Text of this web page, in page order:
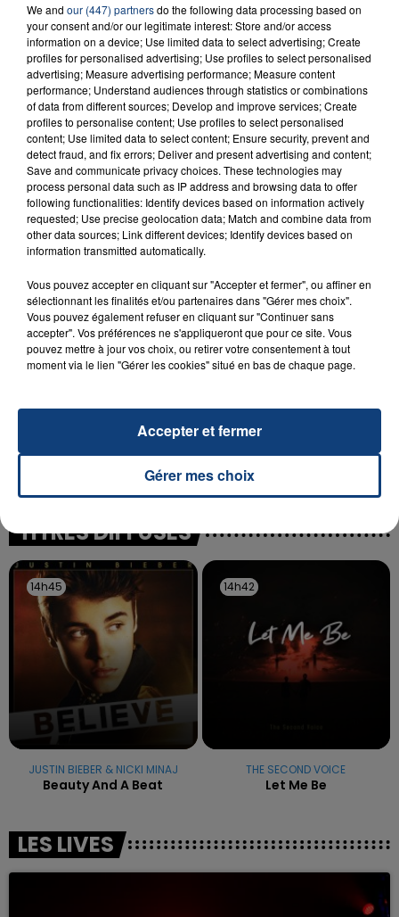
FIL D'ACTU
23 juillet 2026
INCENDIE MORTEL À LENS : UNE FEMME ET
SON BÉBÉ ENTRE LA VIE ET LA...
Un homme s'est immolé par le feu après avoir
d'un liquide inflammable.
20 juillet 2026
UNE ADOLESCENTE DEVANT SE FAIRE
OPÉRER DE LA CHEVILLE RESSORT DE LA...
La famille a porté plainte contre la clinique qui a
reconnu sa responsabilité et présenté ses
TITRES DIFFUSÉS
14h45
14h45
JUSTIN BIEBER & NICKI MINAJ
Beauty And A Beat
14h42
14h42
THE SECOND VOICE
Let Me Be
LES LIVES
We and our (447) partnersdo the following data processing based on
your consent and/or our legitimate interest: Store and/or access
information on a device; Use limited data to select advertising; Create
profiles for personalised advertising; Use profiles to select personalised
advertising; Measure advertising performance; Measure content
performance; Understand audiences through statistics or combinations
of data from different sources; Develop and improve services; Create
profiles to personalise content; Use profiles to select personalised
content; Use limited data to select content; Ensure security, prevent and
detect fraud, and fix errors; Deliver and present advertising and content;
Save and communicate privacy choices. These technologies may
process personal data such as IP address and browsing data to offer
following functionalities: Identify devices based on information actively
requested; Use precise geolocation data; Match and combine data from
other data sources; Link different devices; Identify devices based on
information transmitted automatically.
Vous pouvez accepter en cliquant sur "Accepter et fermer", ou affiner en
sélectionnant les finalités et/ou partenaires dans "Gérer mes choix".
Vous pouvez également refuser en cliquant sur "Continuer sans
accepter". Vos préférences ne s'appliqueront que pour ce site. Vous
pouvez mettre à jour vos choix, ou retirer votre consentement à tout
moment via le lien "Gérer les cookies" situé en bas de chaque page.
Gérer mes choix
Accepter et fermer